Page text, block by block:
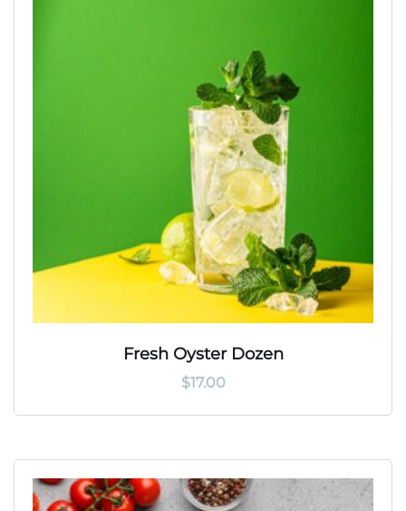
Fresh Oyster Dozen
$17.00